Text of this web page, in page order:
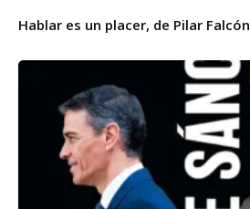
Hablar es un placer, de Pilar Falcón